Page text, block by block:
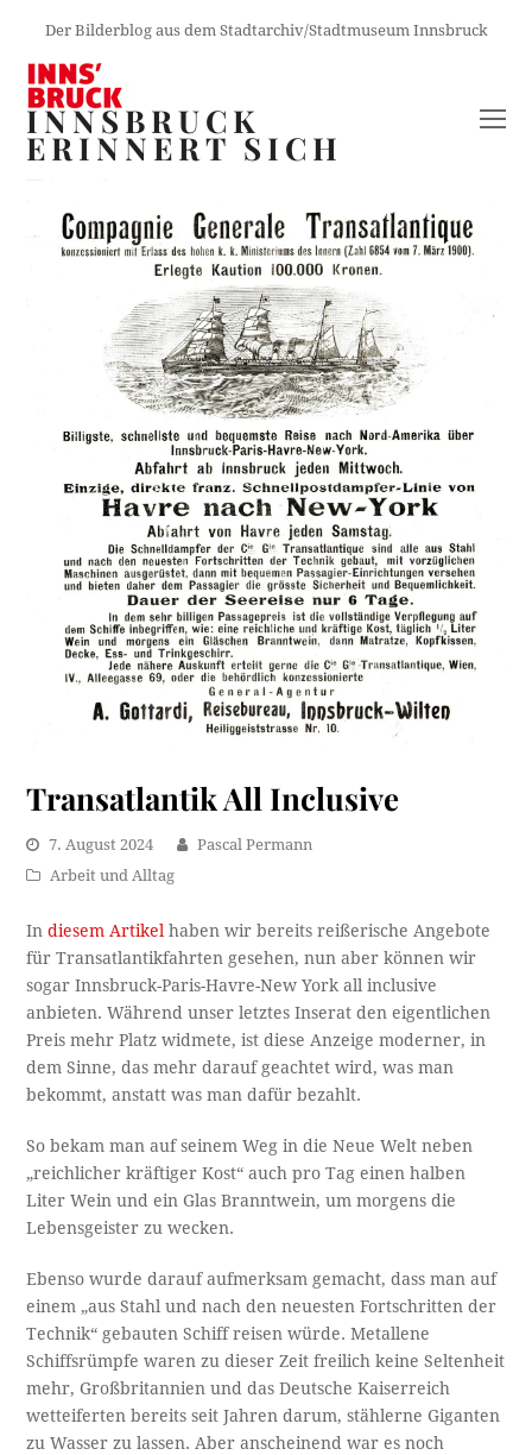
Der Bilderblog aus dem Stadtarchiv/Stadtmuseum Innsbruck
INNSBRUCK
ERINNERT SICH
Transatlantik All Inclusive
7. August 2024
Pascal Permann
Arbeit und Alltag
Indiesem Artikel haben wir bereits reißerische Angebote
für Transatlantikfahrten gesehen, nun aber können wir
sogar Innsbruck-Paris-Havre-New York all inclusive
anbieten. Während unser letztes Inserat den eigentlichen
Preis mehr Platz widmete, ist diese Anzeige moderner, in
dem Sinne, das mehr darauf geachtet wird, was man
bekommt, anstatt was man dafür bezahlt.
So bekam man auf seinem Weg in die Neue Welt neben
„reichlicher kräftiger Kost“ auch pro Tag einen halben
Liter Wein und ein Glas Branntwein, um morgens die
Lebensgeister zu wecken.
Ebenso wurde darauf aufmerksam gemacht, dass man auf
einem „aus Stahl und nach den neuesten Fortschritten der
Technik“ gebauten Schiff reisen würde. Metallene
Schiffsrümpfe waren zu dieser Zeit freilich keine Seltenheit
mehr, Großbritannien und das Deutsche Kaiserreich
wetteiferten bereits seit Jahren darum, stählerne Giganten
zu Wasser zu lassen. Aber anscheinend war es noch